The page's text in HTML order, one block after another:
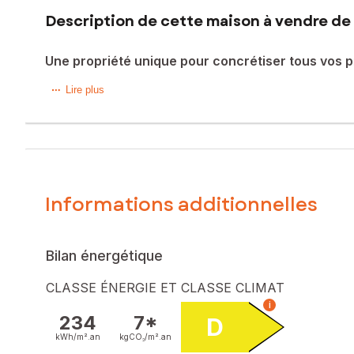
Description de cette maison à vendre de
Une propriété unique pour concrétiser tous vos
À seulement quelques minutes de Jonzac, sur la
2 salles d'eau,
une mezzanine pleine de charme,
une cuisine fonctionnelle,
un cellier pratique.
À l'extérieur, le potentiel de la propriété est tout aussi
nombreux projets : activité professionnelle, ateliers,
Lire plus
Informations additionnelles
Bilan énergétique
CLASSE ÉNERGIE ET CLASSE CLIMAT
234
kWh/m². an
7*
kgCO₂/m². an D
i